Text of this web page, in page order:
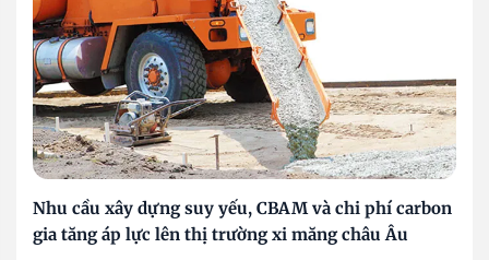
Nhu cầu xây dựng suy yếu, CBAM và chi phí carbon
gia tăng áp lực lên thị trường xi măng châu Âu